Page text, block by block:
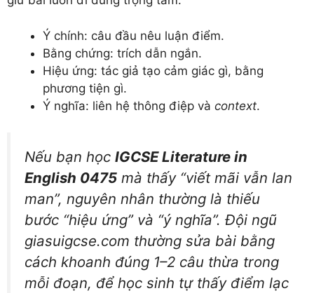
Ý chính: câu đầu nêu luận điểm.
Bằng chứng: trích dẫn ngắn.
Hiệu ứng: tác giả tạo cảm giác gì, bằng
phương tiện gì.
Ý nghĩa: liên hệ thông điệp và context.
Nếu bạn học IGCSE Literature in
English 0475 mà thấy “viết mãi vẫn lan
man”, nguyên nhân thường là thiếu
bước “hiệu ứng” và “ý nghĩa”. Đội ngũ
giasuigcse.com thường sửa bài bằng
cách khoanh đúng 1–2 câu thừa trong
mỗi đoạn, để học sinh tự thấy điểm lạc